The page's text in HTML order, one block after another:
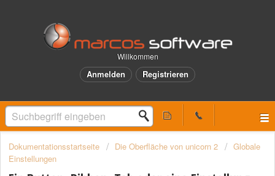
Willkommen
Anmelden Registrieren
Dokumentationsstartseite Die Oberfläche von unicorn 2
Globale
Einstellungen